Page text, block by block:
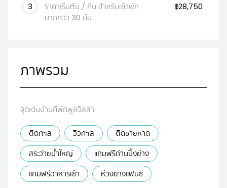
3
ราคาเริ่มต้น / คืน สำหรับเข้าพัก
มากกว่า 30 คืน
฿28,750
ภาพรวม
จุดเด่นบ้านที่พักพูลวิลล่า
ติดทะเล วิวทะเล
ติดชายหาด
สระว่ายน้ำใหญ่
แถมฟรีถ่านปิ้งย่าง
แถมฟรีอาหารเช้า
ห่วงยางแฟนซี